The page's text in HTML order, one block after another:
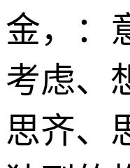
金，：
考虑、
思齐、